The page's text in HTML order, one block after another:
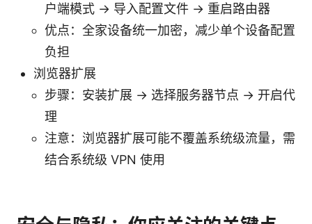
户端模式 → 导入配置文件 → 重启路由器
优点：全家设备统一加密，减少单个设备配置
负担
浏览器扩展
步骤：安装扩展 → 选择服务器节点 → 开启代
理
注意：浏览器扩展可能不覆盖系统级流量，需
结合系统级 VPN 使用